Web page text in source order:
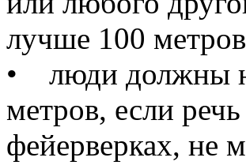
лучше 100
• люди должны
метров, если
фейерверках, не